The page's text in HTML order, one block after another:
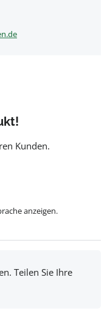
Kunden.
anzeigen.
Teilen Sie Ihre